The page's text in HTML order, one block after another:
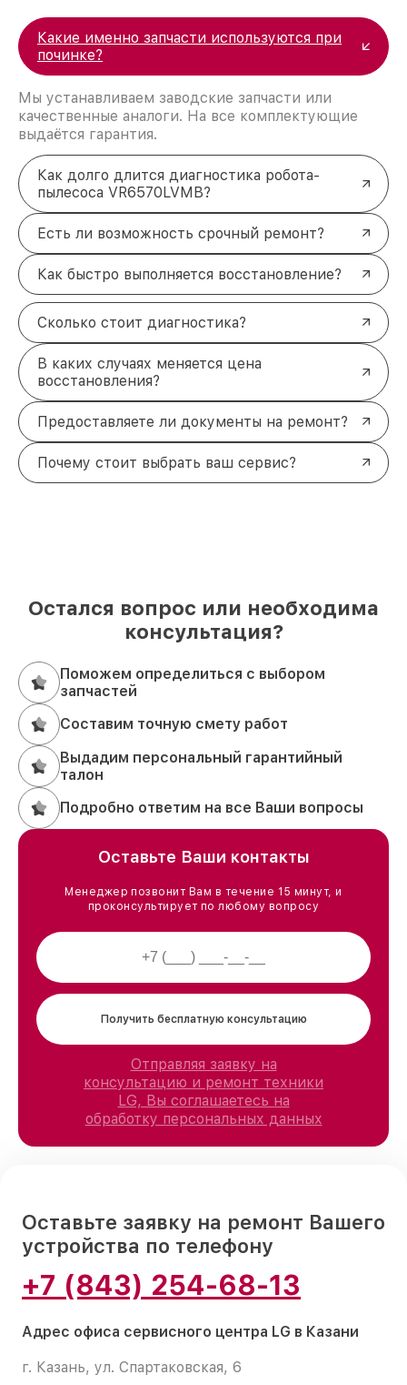
Какие именно запчасти используются при
починке?
Мы устанавливаем заводские запчасти или
качественные аналоги. На все комплектующие
выдаётся гарантия.
Как долго длится диагностика робота-
пылесоса VR6570LVMB?
Есть ли возможность срочный ремонт?
Как быстро выполняется восстановление?
Сколько стоит диагностика?
В каких случаях меняется цена
восстановления?
Предоставляете ли документы на ремонт?
Почему стоит выбрать ваш сервис?
Остался вопрос или необходима
консультация?
Поможем определиться с выбором
запчастей
Составим точную смету работ
Выдадим персональный гарантийный
талон
Подробно ответим на все Ваши вопросы
Оставьте Ваши контакты
Менеджер позвонит Вам в течение 15 минут, и
проконсультирует по любому вопросу
Получить бесплатную консультацию
Отправляя заявку на
консультацию и ремонт техники
LG, Вы соглашаетесь на
обработку персональных данных
Оставьте заявку на ремонт Вашего
устройства по телефону
+7 (843) 254-68-13
Адрес офиса сервисного центра LG в Казани
г. Казань, ул. Спартаковская, 6